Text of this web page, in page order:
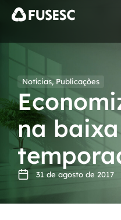
Notícias, Publicações
na baixa
31 de agosto de 2017